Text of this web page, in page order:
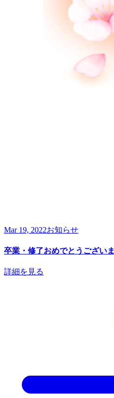
Mar 19, 2022お知らせ
卒業・修了おめでとうございま
詳細を見る